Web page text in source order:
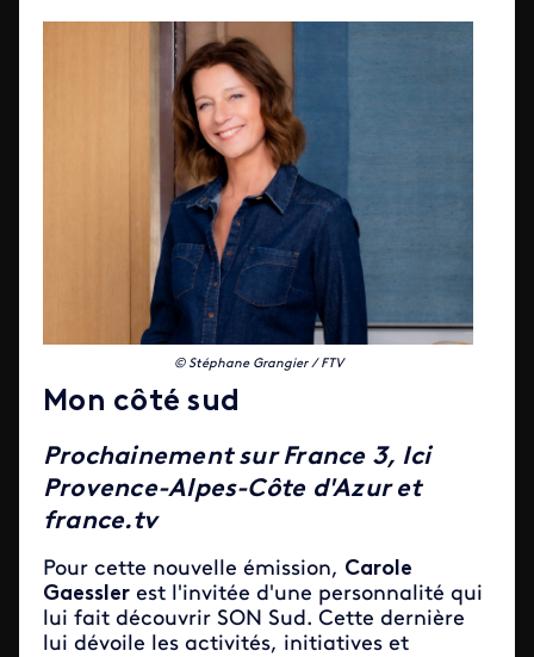
© Stéphane Grangier / FTV
Mon côté sud
Prochainement sur France 3, Ici
Provence-Alpes-Côte d'Azur et
france.tv
Pour cette nouvelle émission, Carole
Gaessler est l'invitée d'une personnalité qui
lui fait découvrir SON Sud. Cette dernière
lui dévoile les activités, initiatives et